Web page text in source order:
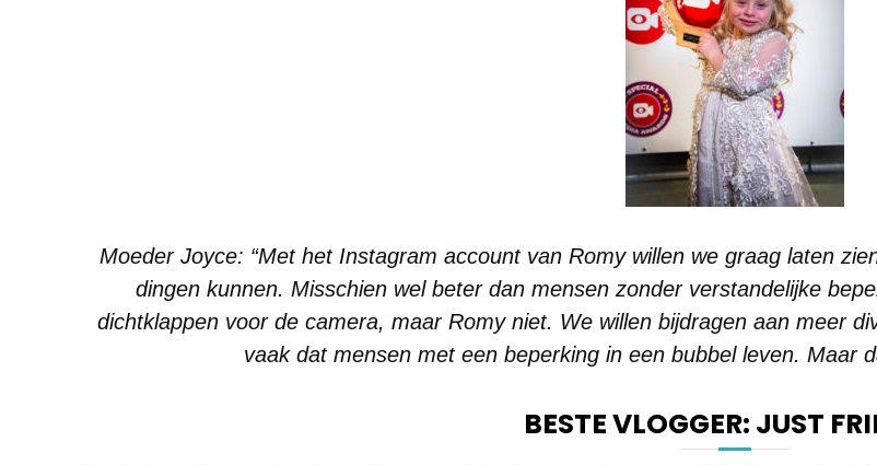
Moeder Joyce: “Met het Instagram account van Romy willen we graag laten
dingen kunnen. Misschien wel beter dan mensen zonder verstandelijke
dichtklappen voor de camera, maar Romy niet. We willen bijdragen aan meer
vaak dat mensen met een beperking in een bubbel leven. Maar
BESTE VLOGGER: JUST